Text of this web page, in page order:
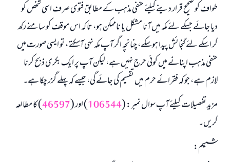
طواف کو صحیح قرار دینے کیلئے حنفی مذہب کے مطابق فتوی صرف اسی شخص کو
دیا جائے جسکے لئے مکہ میں آنا مشکل یا ناممکن ہو، تا کہ اس موقف کو سامنے رکھ
کر اسکے لئے گنجائش پیدا ہوسکے، چنانچہ اگر آپ مکہ نہی آسکتے ، تو ایسی صورت میں
حنفی مذہب اپنانے میں کوئی حرج نہیں ہے، لیکن آپ پر ایک بکری ذبح کرنا
لازم ہے، جو کہ فقرائے حرم میں تقسیم کی جائے گی، جیسے کہ پہلے گزر چکا ہے۔
مزید تفصیلات کیلئے آپ سوال نمبر: (106544) اور (46597) کا مطالعہ
کریں۔
ششم: